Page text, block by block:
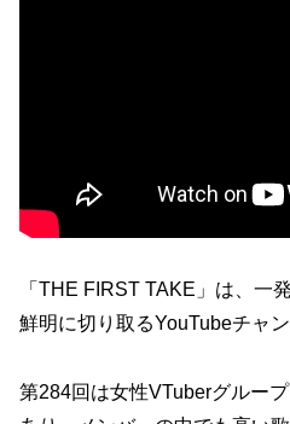
「THE FIRST TAKE」は、一
鮮明に切り取るYouTubeチャン
第284回は女性VTuberグルー